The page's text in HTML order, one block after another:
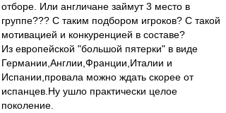
отборе. Или англичане займут 3 место в
группе??? С таким подбором игроков? С такой
мотивацией и конкуренцией в составе?
Из европейской "большой пятерки" в виде
Германии,Англии,Франции,Италии и
Испании,провала можно ждать скорее от
испанцев.Ну ушло практически целое
поколение.